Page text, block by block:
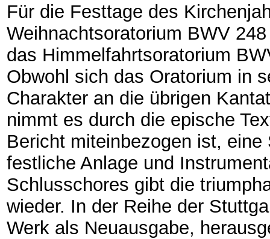
Für die Festtage des
Weihnachtsoratorium BWV
das Himmelfahrtsoratorium
Obwohl sich das Oratorium in
Charakter an die übrigen
nimmt es durch die epische
Bericht miteinbezogen ist,
festliche Anlage und
Schlusschores gibt die
wieder. In der Reihe der
Werk als Neuausgabe,